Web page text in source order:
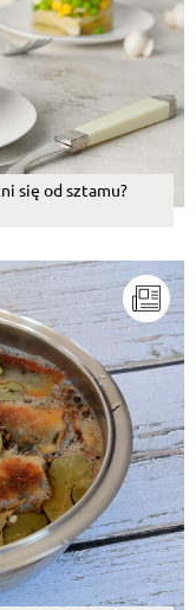
się od sztamu?